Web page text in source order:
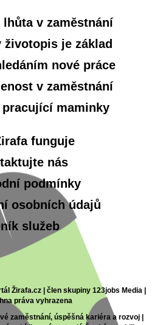
lhůta v zaměstnání
životopis je základ
nové práce
v zaměstnání
maminky
funguje
nás
podmínky
osobních údajů
služeb
Žirafa.cz | člen skupiny 123jobs Media |
práva vyhrazena
zaměstnání, úspěšná kariéra a rozvoj |